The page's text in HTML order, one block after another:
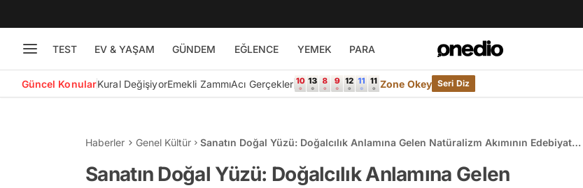
TEST EV & YAŞAM GÜNDEM EĞLENCE YEMEK PARA
Güncel KonularKural DeğişiyorEmekli ZammıAcı Gerçekler Zone Okey Seri Diz
Haberler Genel Kültür
Sanatın Doğal Yüzü: Doğalcılık Anlamına Gelen Natüralizm Akımının Edebiyat
Sanatın Doğal Yüzü: Doğalcılık Anlamına Gelen